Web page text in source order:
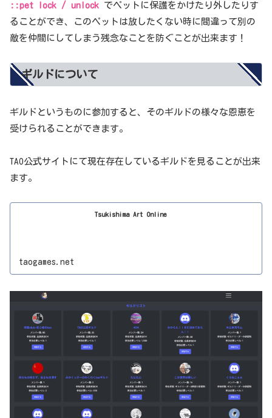
::pet lock / unlock でペットに保護をかけたり外したりす
ることができ、このペットは放したくない時に間違って別の
敵を仲間にしてしまう残念なことを防ぐことが出来ます！
ギルドについて
ギルドというものに参加すると、そのギルドの様々な恩恵を
受けられることができます。
TAO公式サイトにて現在存在しているギルドを見ることが出来
ます。
Tsukishima Art Online
taogames.net